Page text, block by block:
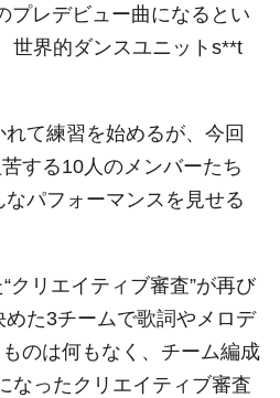
プレデビュー曲になるとい
世界的ダンスユニットs**t
て練習を始めるが、今回
する10人のメンバーたち
パフォーマンスを見せる
リエイティブ審査”が再び
た3チームで歌詞やメロデ
のは何もなく、チーム編成
なったクリエイティブ審査